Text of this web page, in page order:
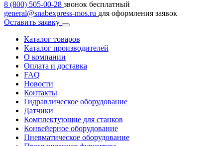
8 (800) 505-00-28 звонок бесплатный
general@snabexpress-mos.ru для оформления заявок
Оставить заявку
Каталог товаров
Каталог производителей
О компании
Оплата и доставка
FAQ
Новости
Контакты
Гидравлическое оборудование
Датчики
Комплектующие для станков
Конвейерное оборудование
Пневматическое оборудование